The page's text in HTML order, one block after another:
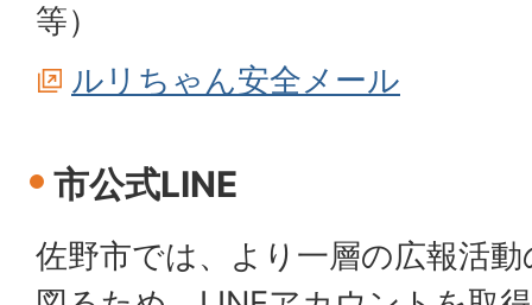
等）
ルリちゃん安全メール
市公式LINE
佐野市では、より一層の広報活